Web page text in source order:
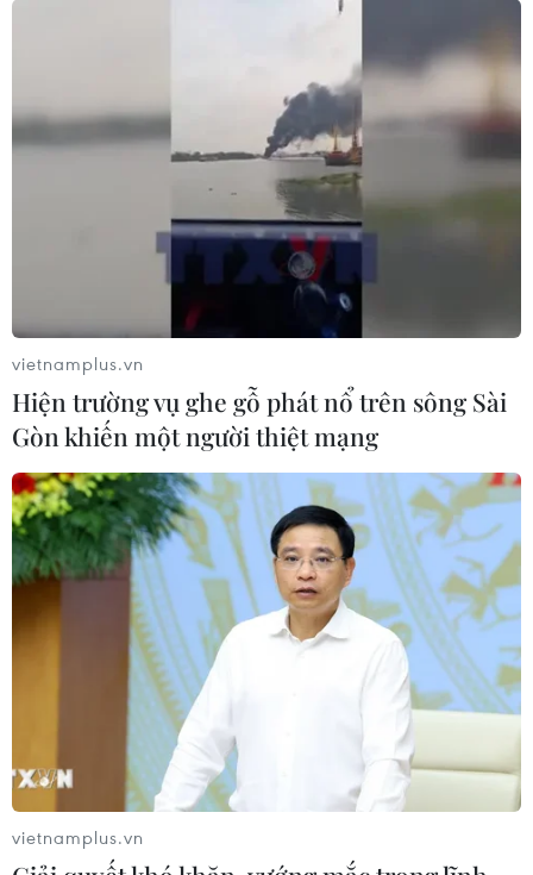
vietnamplus.vn
Hiện trường vụ ghe gỗ phát nổ trên sông Sài
Gòn khiến một người thiệt mạng
vietnamplus.vn